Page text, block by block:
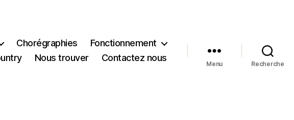
Chorégraphies
Fonctionnement
Nous trouver Contactez nous
Menu Recherche